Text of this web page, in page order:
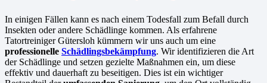
In einigen Fällen kann es nach einem Todesfall zum Befall durch
Insekten oder andere Schädlinge kommen. Als erfahrene
Tatortreiniger Gütersloh kümmern wir uns auch um eine
professionelle Schädlingsbekämpfung. Wir identifizieren die Art
der Schädlinge und setzen gezielte Maßnahmen ein, um diese
effektiv und dauerhaft zu beseitigen. Dies ist ein wichtiger